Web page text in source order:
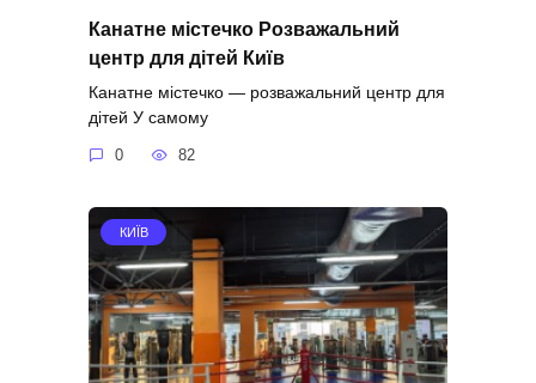
Канатне містечко Розважальний
центр для дітей Київ
Канатне містечко — розважальний центр для
дітей У самому
0 82
КИЇВ